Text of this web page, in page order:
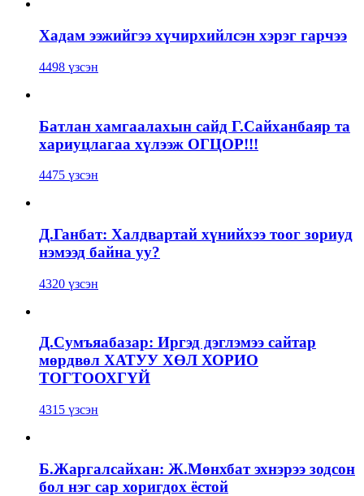
Хадам ээжийгээ хүчирхийлсэн хэрэг гарчээ
4498 үзсэн
Батлан хамгаалахын сайд Г.Сайханбаяр та
хариуцлагаа хүлээж ОГЦОР!!!
4475 үзсэн
Д.Ганбат: Халдвартай хүнийхээ тоог зориуд
нэмээд байна уу?
4320 үзсэн
Д.Сумъяабазар: Иргэд дэглэмээ сайтар
мөрдвөл ХАТУУ ХӨЛ ХОРИО
ТОГТООХГҮЙ
4315 үзсэн
Б.Жаргалсайхан: Ж.Мөнхбат эхнэрээ зодсон
бол нэг сар хоригдох ёстой